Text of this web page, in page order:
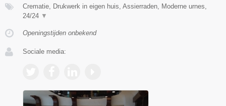
Crematie, Drukwerk in eigen huis, Assierraden, Moderne urnes,
24/24 ▼
Openingstijden onbekend
Sociale media: